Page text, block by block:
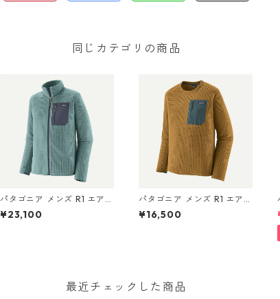
同じカテゴリの商品
パタゴニア メンズ R1 エア
ジャケット 40275 Blue Sag
e
¥23,100
パタゴニア メンズ R1 エア
クルー 40236 Bobcat Bro
wn
¥16,500
最近チェックした商品